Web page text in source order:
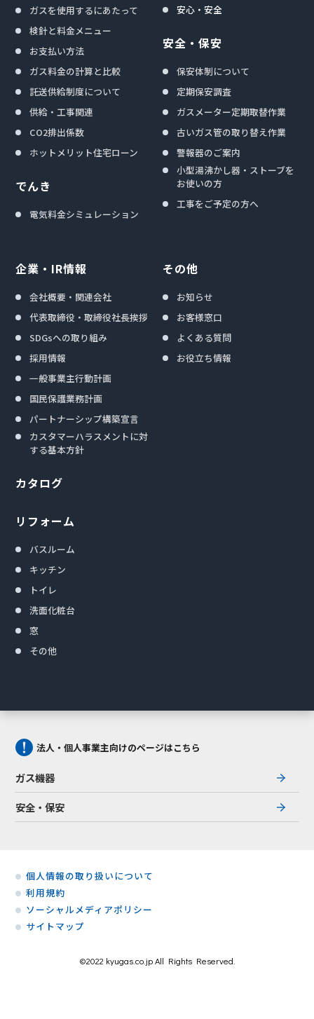
ガスを使用するにあたって
検針と料金メニュー
お支払い方法
ガス料金の計算と比較
託送供給制度について
供給・工事関連
CO2排出係数
ホットメリット住宅ローン
でんき
電気料金シミュレーション
安心・安全
安全・保安
保安体制について
定期保安調査
ガスメーター定期取替作業
古いガス管の取り替え作業
警報器のご案内
小型湯沸かし器・ストーブを
お使いの方
工事をご予定の方へ
企業・IR情報
会社概要・関連会社
代表取締役・取締役社長挨拶
SDGsへの取り組み
採用情報
一般事業主行動計画
国民保護業務計画
パートナーシップ構築宣言
カスタマーハラスメントに対
する基本方針
カタログ
リフォーム
バスルーム
キッチン
トイレ
洗面化粧台
窓
その他
その他
お知らせ
お客様窓口
よくある質問
お役立ち情報
法人・個人事業主向けのページはこちら
ガス機器
安全・保安
個人情報の取り扱いについて
利用規約
ソーシャルメディアポリシー
サイトマップ
©2022 kyugas.co.jp All Rights Reserved.